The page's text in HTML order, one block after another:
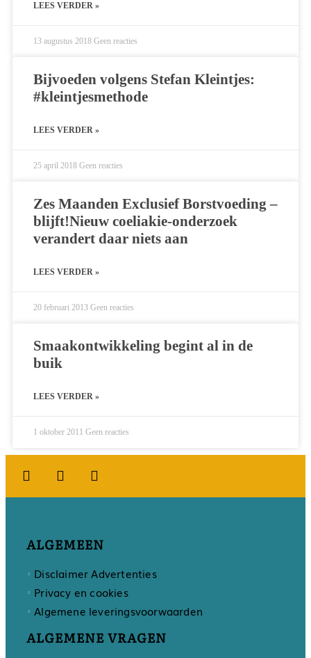
LEES VERDER »
13 augustus 2018 Geen reacties
Bijvoeden volgens Stefan Kleintjes:
#kleintjesmethode
LEES VERDER »
25 april 2018 Geen reacties
Zes Maanden Exclusief Borstvoeding –
blijft!Nieuw coeliakie-onderzoek
verandert daar niets aan
LEES VERDER »
20 februari 2013 Geen reacties
Smaakontwikkeling begint al in de
buik
LEES VERDER »
1 oktober 2011 Geen reacties
ALGEMEEN
Disclaimer Advertenties
Privacy en cookies
Algemene leveringsvoorwaarden
ALGEMENE VRAGEN